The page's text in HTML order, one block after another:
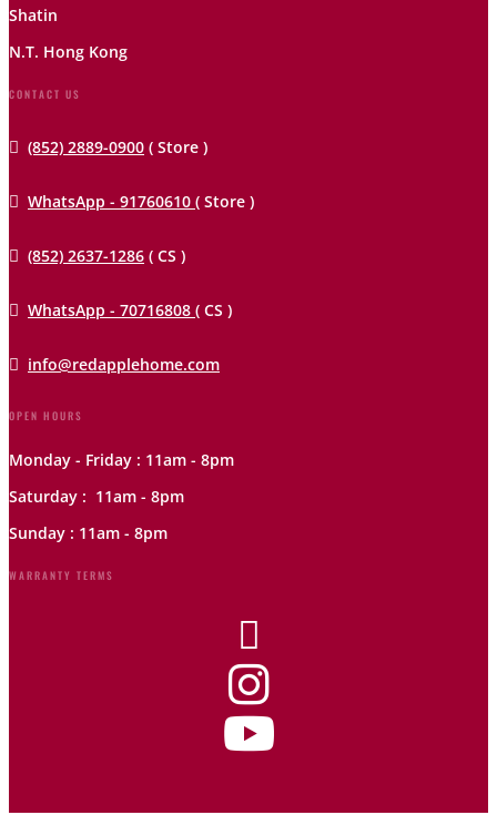
Shatin
N.T. Hong Kong
CONTACT US
 (852) 2889-0900 ( Store )
 WhatsApp - 91760610 ( Store )
 (852) 2637-1286 ( CS )
 WhatsApp - 70716808 ( CS )
 info@redapplehome.com
OPEN HOURS
Monday - Friday : 11am - 8pm
Saturday : 11am - 8pm
Sunday : 11am - 8pm
WARRANTY TERMS


